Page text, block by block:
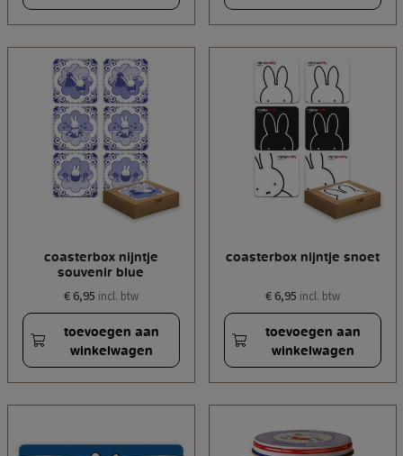
coasterbox nijntje
souvenir blue
€ 6,95 incl. btw
toevoegen aan
winkelwagen
coasterbox nijntje snoet
€ 6,95 incl. btw
toevoegen aan
winkelwagen